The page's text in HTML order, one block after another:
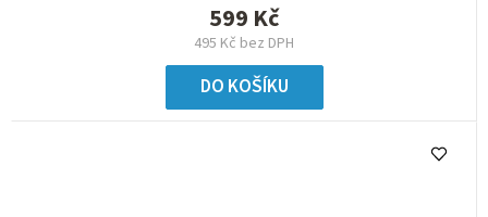
495 Kč bez DPH
599 Kč
DO KOŠÍKU